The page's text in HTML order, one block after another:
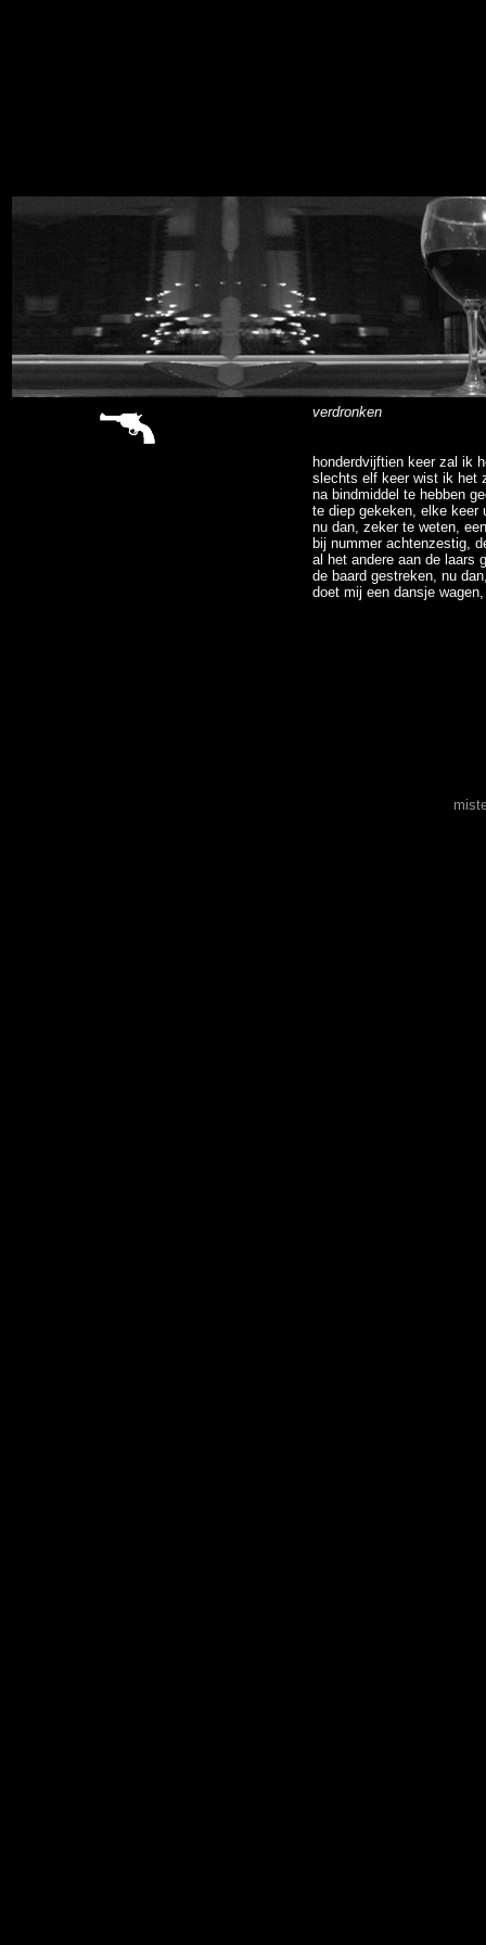
verdronken
honderdvijftien keer zal ik
slechts elf keer wist ik het
na bindmiddel te hebben
te diep gekeken, elke keer
nu dan, zeker te weten,
bij nummer achtenzestig,
al het andere aan de laars
de baard gestreken, nu
doet mij een dansje